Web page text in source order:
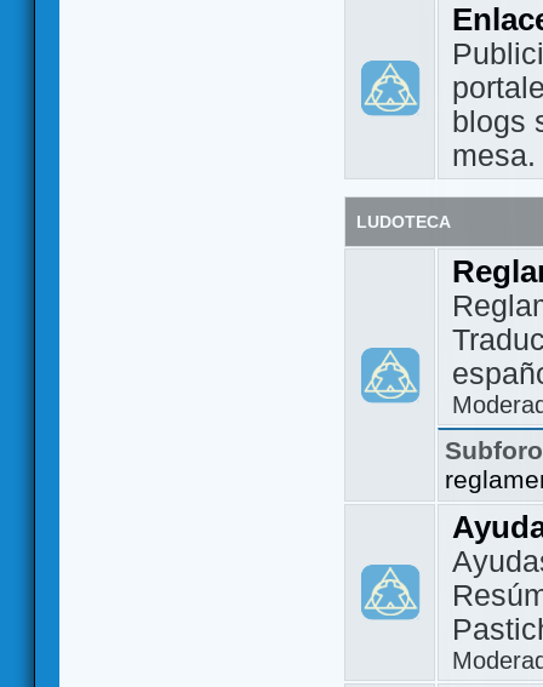
blogs
mesa.
LUDOTECA